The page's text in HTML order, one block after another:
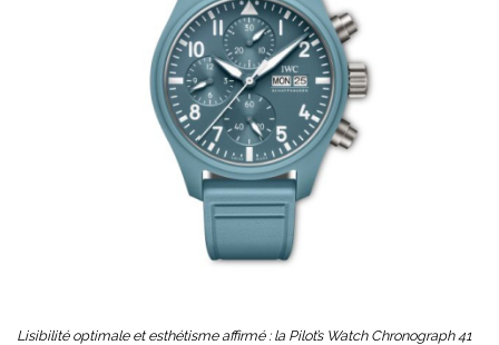
Lisibilité optimale et esthétisme affirmé : la Pilot’s Watch Chronograph 41